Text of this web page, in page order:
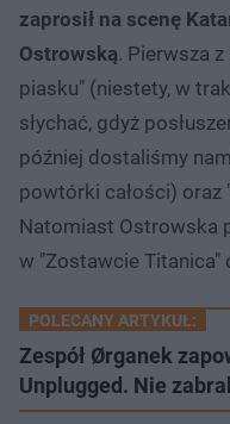
zaprosił na scenę
Ostrowską. Pierwsza z
piasku" (niestety, w
słychać, gdyż
później dostaliśmy
powtórki całości) oraz
Natomiast Ostrowska
w "Zostawcie Titanica"
POLECANY ARTYKUŁ:
Zespół Ørganek
Unplugged. Nie